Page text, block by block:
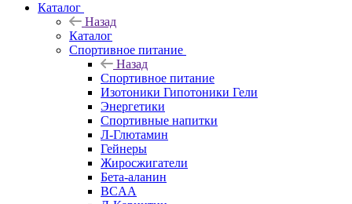
Каталог
Назад
Каталог
Спортивное питание
Назад
Спортивное питание
Изотоники Гипотоники Гели
Энергетики
Спортивные напитки
Л-Глютамин
Гейнеры
Жиросжигатели
Бета-аланин
BCAA